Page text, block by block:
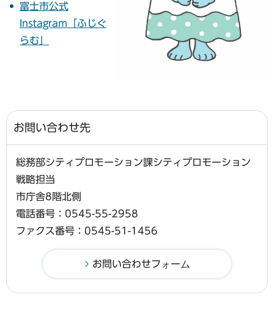
富士市公式
Instagram「ふじぐ
らむ」
お問い合わせ先
総務部シティプロモーション課シティプロモーション
戦略担当
市庁舎8階北側
電話番号：0545-55-2958
ファクス番号：0545-51-1456